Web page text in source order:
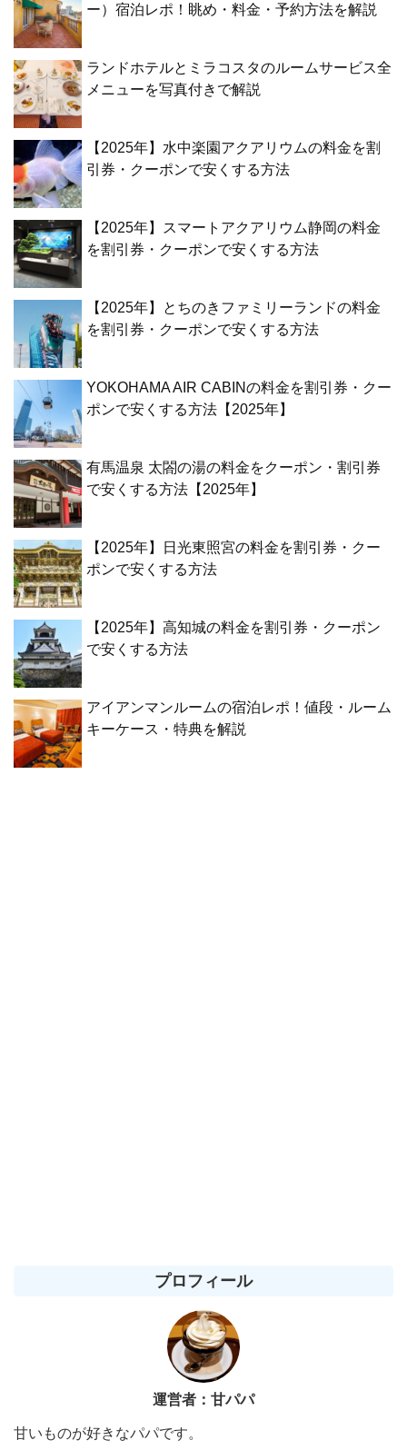
ー）宿泊レポ！眺め・料金・予約方法を解説
ランドホテルとミラコスタのルームサービス全
メニューを写真付きで解説
【2025年】水中楽園アクアリウムの料金を割
引券・クーポンで安くする方法
【2025年】スマートアクアリウム静岡の料金
を割引券・クーポンで安くする方法
【2025年】とちのきファミリーランドの料金
を割引券・クーポンで安くする方法
YOKOHAMA AIR CABINの料金を割引券・クー
ポンで安くする方法【2025年】
有馬温泉 太閤の湯の料金をクーポン・割引券
で安くする方法【2025年】
【2025年】日光東照宮の料金を割引券・クー
ポンで安くする方法
【2025年】高知城の料金を割引券・クーポン
で安くする方法
アイアンマンルームの宿泊レポ！値段・ルーム
キーケース・特典を解説
プロフィール
運営者：甘パパ
甘いものが好きなパパです。